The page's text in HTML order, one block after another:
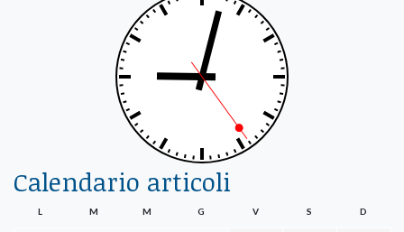
Calendario articoli
L M M G V S D